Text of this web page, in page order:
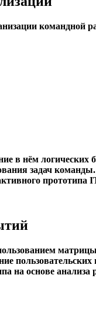
командной
в нём логических
задач команды.
прототипа
на основе анализа